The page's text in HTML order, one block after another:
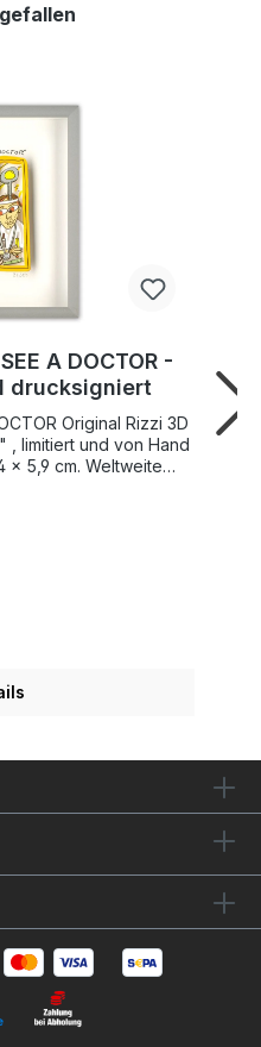
A DOCTOR -
drucksigniert
Rizzi 3D
x 5,9 cm. Weltweite
mögen", sagte
Figuren, die bei Fans
Rizzi (1950-
sind von
haben häufig seine
Thema. Er war ein
Nachlass
die unter Aufsicht
und nach in streng
werden.Die
mit hochwertigem
ist ein wie
optisch
Es ist entspiegelt,